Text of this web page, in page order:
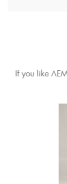
If you like